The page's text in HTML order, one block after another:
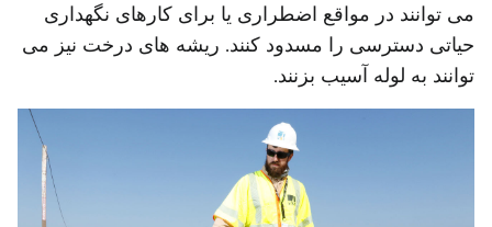
می توانند در مواقع اضطراری یا برای کارهای نگهداری
حیاتی دسترسی را مسدود کنند. ریشه های درخت نیز می
توانند به لوله آسیب بزنند.